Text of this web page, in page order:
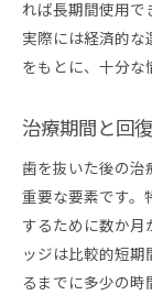
治療を
最適な治療
最初
セカ
費用と
治療
信頼で
インプラン
れば長期間使用で
実際には経済的な
をもとに、十分な
治療期間と回
歯を抜いた後の治
重要な要素です。
するために数か月
ッジは比較的短
るまでに多少の時